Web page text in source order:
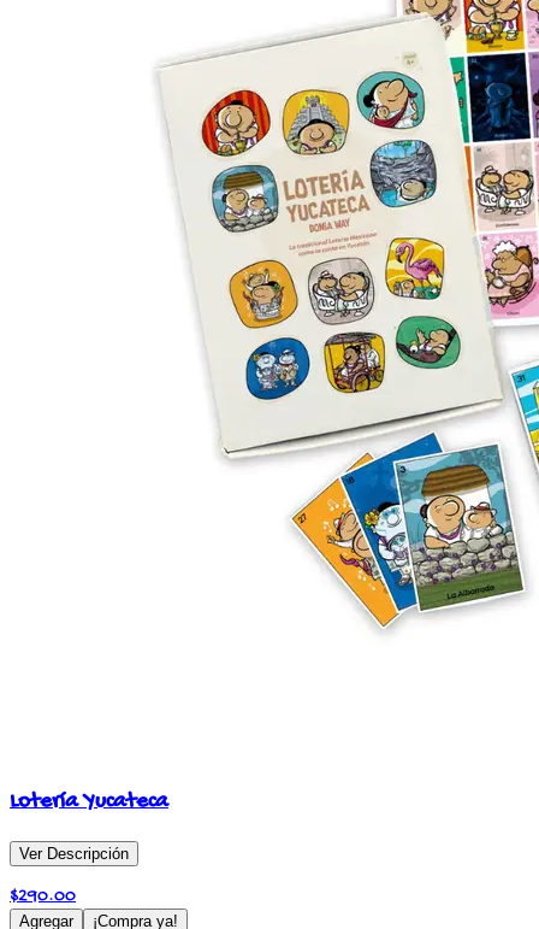
Lotería Yucateca
Ver Descripción
$290.00
Agregar ¡Compra ya!